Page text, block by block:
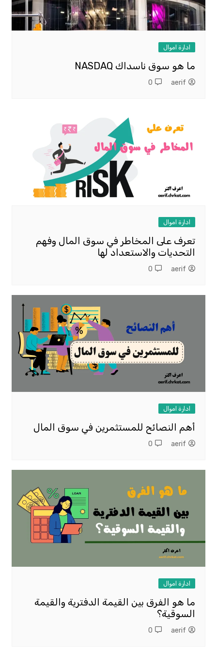
ادارة اموال
ما هو سوق ناسداك NASDAQ
aerif
0
ادارة اموال
تعرف على المخاطر في سوق المال وفهم
التحديات والاستعداد لها
aerif
0
ادارة اموال
أهم النصائح للمستثمرين في سوق المال
aerif
0
ادارة اموال
ما هو الفرق بين القيمة الدفترية والقيمة
السوقية؟
aerif
0